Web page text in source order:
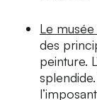
Le
des
peinture.